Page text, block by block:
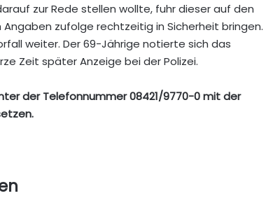
zur Rede stellen wollte, fuhr dieser auf den
zufolge rechtzeitig in Sicherheit bringen.
weiter. Der 69-Jährige notierte sich das
Zeit später Anzeige bei der Polizei.
der Telefonnummer 08421/9770-0 mit der